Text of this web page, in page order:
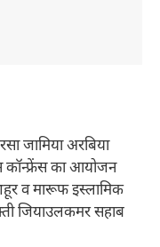
जामिया अरबिया
कॉन्फ्रेंस का आयोजन
व मारूफ इस्लामिक
जियाउलकमर सहाब